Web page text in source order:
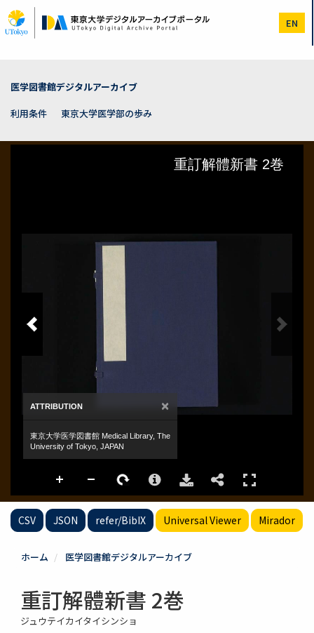
イ
ン
EN
医学図書館デジタルアーカイブ
利用条件
東京大学医学部の歩み
CSV JSON refer/BibIX Universal Viewer Mirador
ホーム 医学図書館デジタルアーカイブ
重訂解體新書 2巻
ジュウテイカイタイシンショ